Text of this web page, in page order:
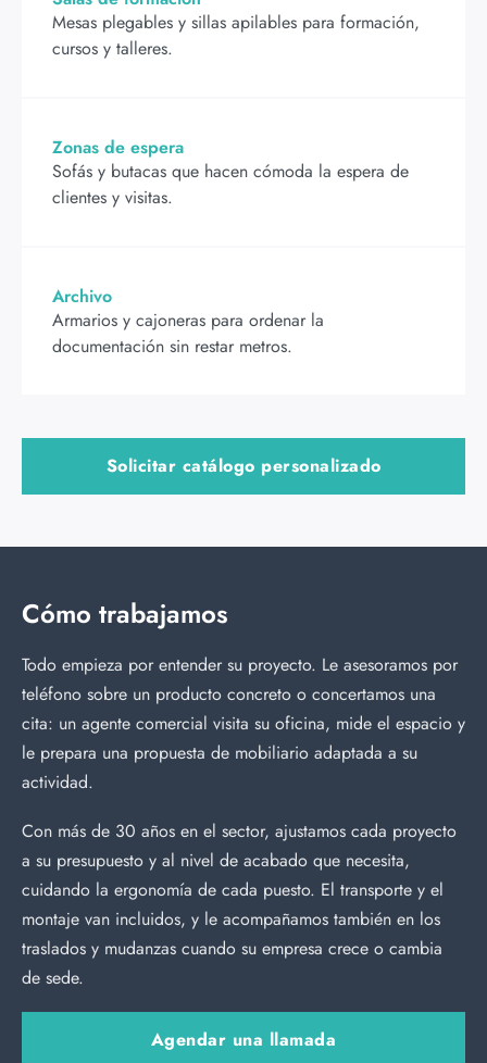
Mesas plegables y sillas apilables para formación,
cursos y talleres.
Zonas de espera
Sofás y butacas que hacen cómoda la espera de
clientes y visitas.
Archivo
Armarios y cajoneras para ordenar la
documentación sin restar metros.
Solicitar catálogo personalizado
Cómo trabajamos
Todo empieza por entender su proyecto. Le asesoramos por
teléfono sobre un producto concreto o concertamos una
cita: un agente comercial visita su oficina, mide el espacio y
le prepara una propuesta de mobiliario adaptada a su
actividad.
Con más de 30 años en el sector, ajustamos cada proyecto
a su presupuesto y al nivel de acabado que necesita,
cuidando la ergonomía de cada puesto. El transporte y el
montaje van incluidos, y le acompañamos también en los
traslados y mudanzas cuando su empresa crece o cambia
de sede.
Agendar una llamada